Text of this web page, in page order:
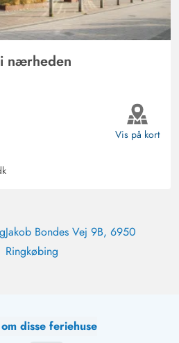
nærheden
Vis på kort
Jakob Bondes Vej 9B, 6950
Ringkøbing
disse feriehuse